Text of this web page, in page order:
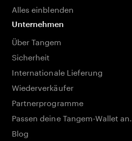
Alles einblenden
Unternehmen
Über Tangem
Sicherheit
Internationale Lieferung
Wiederverkäufer
Partnerprogramme
Passen deine Tangem-Wallet an.
Blog